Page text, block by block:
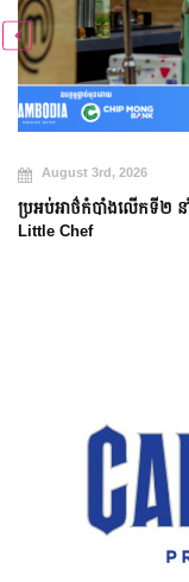
August 3rd, 2026
ប្រអប់អាថ៌កំបាំងលើកទី២ ន
Little Chef